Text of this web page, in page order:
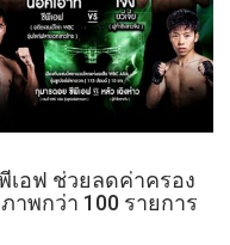
เอฟ ช่วยลดค่าครอง
พกว่า 100 รายการ